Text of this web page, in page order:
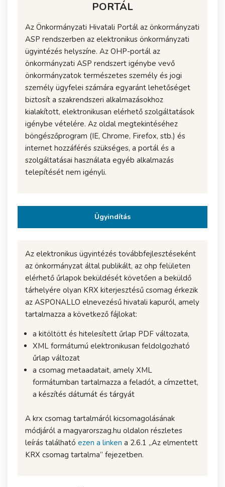
PORTÁL
Az Önkormányzati Hivatali Portál az önkormányzati
ASP rendszerben az elektronikus önkormányzati
ügyintézés helyszíne. Az OHP-portál az
önkormányzati ASP rendszert igénybe vevő
önkormányzatok természetes személy és jogi
személy ügyfelei számára egyaránt lehetőséget
biztosít a szakrendszeri alkalmazásokhoz
kialakított, elektronikusan elérhető szolgáltatások
igénybe vételére. Az oldal megtekintéséhez
böngészőprogram (IE, Chrome, Firefox, stb.) és
internet hozzáférés szükséges, a portál és a
szolgáltatásai használata egyéb alkalmazás
telepítését nem igényli.
Ügyindítás
Az elektronikus ügyintézés továbbfejlesztéseként
az önkormányzat által publikált, az ohp felületen
elérhető űrlapok beküldését követően a beküldő
tárhelyére olyan KRX kiterjesztésű csomag érkezik
az ASPONALLO elnevezésű hivatali kapuról, amely
tartalmazza a következő fájlokat:
a kitöltött és hitelesített űrlap PDF változata,
XML formátumú elektronikusan feldolgozható
űrlap változat
a csomag metaadatait, amely XML
formátumban tartalmazza a feladót, a címzettet,
a készítés dátumát és tárgyát
A krx csomag tartalmáról kicsomagolásának
módjáról a magyarorszag.hu oldalon részletes
leírás található ezen a linken a 2.6.1 „Az elmentett
KRX csomag tartalma” fejezetben.